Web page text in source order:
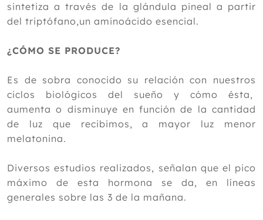
2023
2021
Noviembre
Octubre
Septiembre
Agosto
Mayo
Abril
Marzo
sintetiza a través de la glándula pineal a partir
del triptófano,un aminoácido esencial.
¿CÓMO SE PRODUCE?
Es de sobra conocido su relación con nuestros
ciclos biológicos del sueño y cómo ésta,
aumenta o disminuye en función de la cantidad
de luz que recibimos, a mayor luz menor
melatonina.
Diversos estudios realizados, señalan que el pico
máximo de esta hormona se da, en líneas
generales sobre las 3 de la mañana.